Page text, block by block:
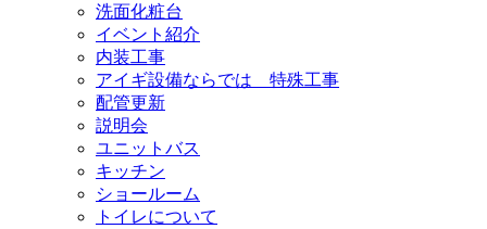
洗面化粧台
イベント紹介
内装工事
アイギ設備ならでは 特殊工事
配管更新
説明会
ユニットバス
キッチン
ショールーム
トイレについて